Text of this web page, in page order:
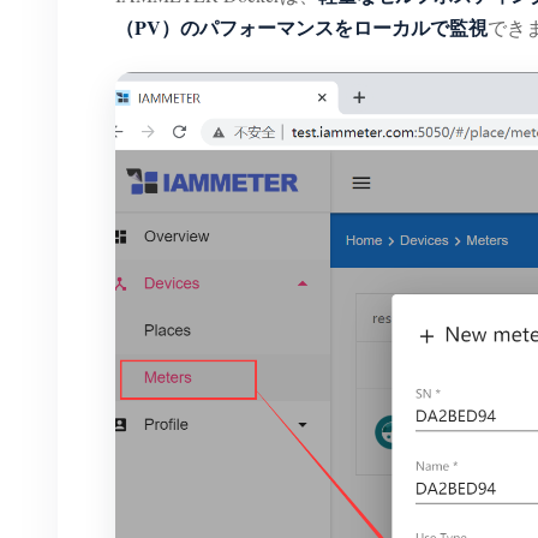
（PV）のパフォーマンスをローカルで監視でき